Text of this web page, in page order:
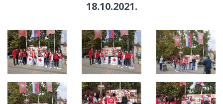
18.10.2021.